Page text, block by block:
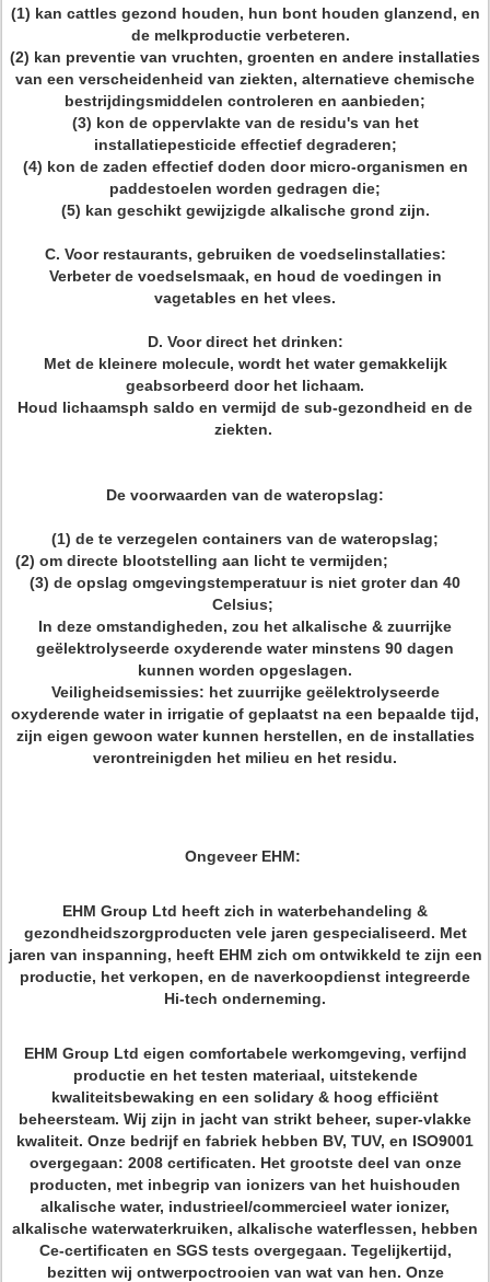
(1) kan cattles gezond houden, hun bont houden glanzend, en
de melkproductie verbeteren.
(2) kan preventie van vruchten, groenten en andere installaties
van een verscheidenheid van ziekten, alternatieve chemische
bestrijdingsmiddelen controleren en aanbieden;
(3) kon de oppervlakte van de residu's van het
installatiepesticide effectief degraderen;
(4) kon de zaden effectief doden door micro-organismen en
paddestoelen worden gedragen die;
(5) kan geschikt gewijzigde alkalische grond zijn.
C. Voor restaurants, gebruiken de voedselinstallaties:
Verbeter de voedselsmaak, en houd de voedingen in
vagetables en het vlees.
D. Voor direct het drinken:
Met de kleinere molecule, wordt het water gemakkelijk
geabsorbeerd door het lichaam.
Houd lichaamsph saldo en vermijd de sub-gezondheid en de
ziekten.
De voorwaarden van de wateropslag:
(1) de te verzegelen containers van de wateropslag;
(2) om directe blootstelling aan licht te vermijden;
(3) de opslag omgevingstemperatuur is niet groter dan 40
Celsius;
In deze omstandigheden, zou het alkalische & zuurrijke
geëlektrolyseerde oxyderende water minstens 90 dagen
kunnen worden opgeslagen.
Veiligheidsemissies: het zuurrijke geëlektrolyseerde
oxyderende water in irrigatie of geplaatst na een bepaalde tijd,
zijn eigen gewoon water kunnen herstellen, en de installaties
verontreinigden het milieu en het residu.
Ongeveer EHM:
EHM Group Ltd heeft zich in waterbehandeling &
gezondheidszorgproducten vele jaren gespecialiseerd. Met
jaren van inspanning, heeft EHM zich om ontwikkeld te zijn een
productie, het verkopen, en de naverkoopdienst integreerde
Hi-tech onderneming.
EHM Group Ltd eigen comfortabele werkomgeving, verfijnd
productie en het testen materiaal, uitstekende
kwaliteitsbewaking en een solidary & hoog efficiënt
beheersteam. Wij zijn in jacht van strikt beheer, super-vlakke
kwaliteit. Onze bedrijf en fabriek hebben BV, TUV, en ISO9001
overgegaan: 2008 certificaten. Het grootste deel van onze
producten, met inbegrip van ionizers van het huishouden
alkalische water, industrieel/commercieel water ionizer,
alkalische waterwaterkruiken, alkalische waterflessen, hebben
Ce-certificaten en SGS tests overgegaan. Tegelijkertijd,
bezitten wij ontwerpoctrooien van wat van hen. Onze